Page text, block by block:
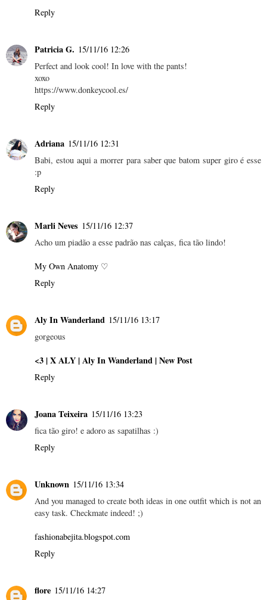
Reply
Patricia G. 15/11/16 12:26
Perfect and look cool! In love with the pants!
xoxo
https://www.donkeycool.es/
Reply
Adriana 15/11/16 12:31
Babi, estou aqui a morrer para saber que batom super giro é esse
:p
Reply
Marli Neves 15/11/16 12:37
Acho um piadão a esse padrão nas calças, fica tão lindo!
My Own Anatomy ♡
Reply
Aly In Wanderland 15/11/16 13:17
gorgeous
<3 | X ALY | Aly In Wanderland | New Post
Reply
Joana Teixeira 15/11/16 13:23
fica tão giro! e adoro as sapatilhas :)
Reply
Unknown 15/11/16 13:34
And you managed to create both ideas in one outfit which is not an
easy task. Checkmate indeed! ;)
fashionabejita.blogspot.com
Reply
flore 15/11/16 14:27